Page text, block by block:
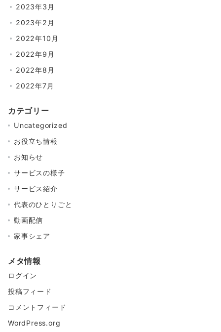
2023年3月
2023年2月
2022年10月
2022年9月
2022年8月
2022年7月
カテゴリー
Uncategorized
お役立ち情報
お知らせ
サービスの様子
サービス紹介
代表のひとりごと
動画配信
家事シェア
メタ情報
ログイン
投稿フィード
コメントフィード
WordPress.org